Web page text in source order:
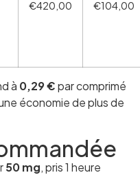
€420,00 €104,00
à 0,29 €par comprimé
économie de plus de
50 mg, pris 1 heure